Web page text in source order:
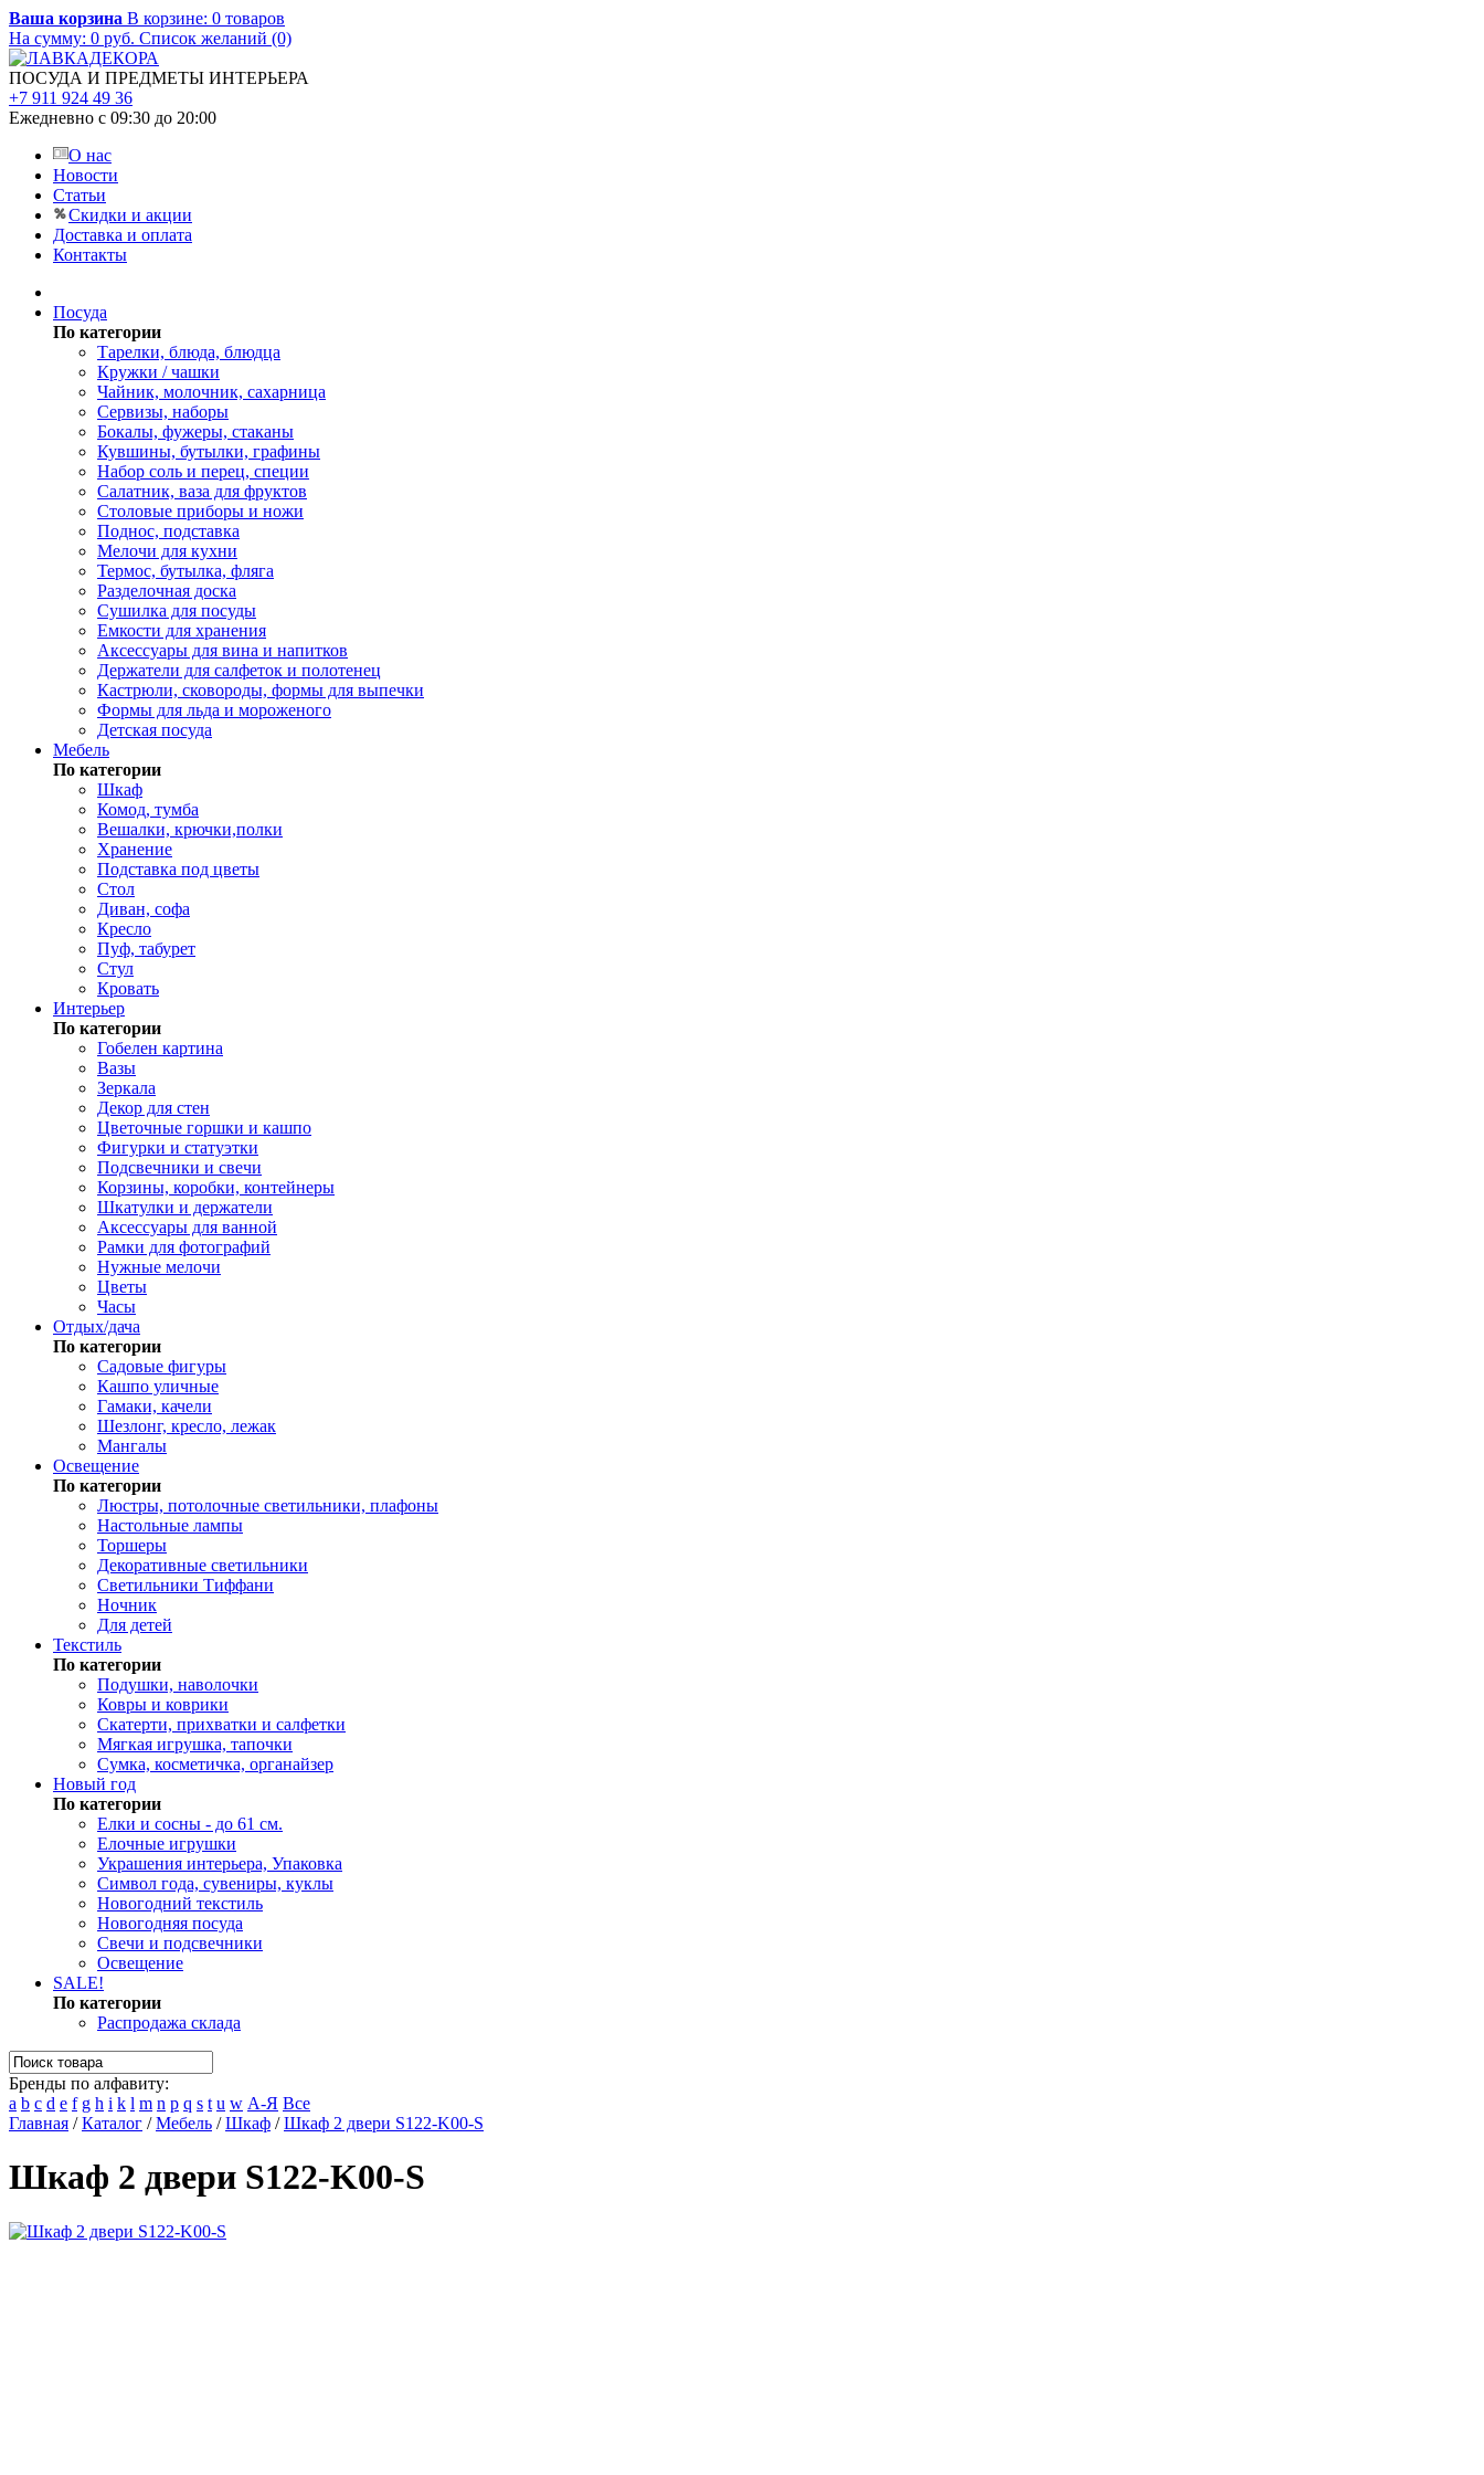
Ваша корзина В корзине: 0 товаров
На сумму: 0 руб. Список желаний (0)
ПОСУДА И ПРЕДМЕТЫ ИНТЕРЬЕРА
+7 911 924 49 36
Ежедневно с 09:30 до 20:00
О нас
Новости
Статьи
Скидки и акции
Доставка и оплата
Контакты
Посуда
По категории
Тарелки, блюда, блюдца
Кружки / чашки
Чайник, молочник, сахарница
Сервизы, наборы
Бокалы, фужеры, стаканы
Кувшины, бутылки, графины
Набор соль и перец, специи
Салатник, ваза для фруктов
Столовые приборы и ножи
Поднос, подставка
Мелочи для кухни
Термос, бутылка, фляга
Разделочная доска
Сушилка для посуды
Емкости для хранения
Аксессуары для вина и напитков
Держатели для салфеток и полотенец
Кастрюли, сковороды, формы для выпечки
Формы для льда и мороженого
Детская посуда
Мебель
По категории
Шкаф
Комод, тумба
Вешалки, крючки,полки
Хранение
Подставка под цветы
Стол
Диван, софа
Кресло
Пуф, табурет
Стул
Кровать
Интерьер
По категории
Гобелен картина
Вазы
Зеркала
Декор для стен
Цветочные горшки и кашпо
Фигурки и статуэтки
Подсвечники и свечи
Корзины, коробки, контейнеры
Шкатулки и держатели
Аксессуары для ванной
Рамки для фотографий
Нужные мелочи
Цветы
Часы
Отдых/дача
По категории
Садовые фигуры
Кашпо уличные
Гамаки, качели
Шезлонг, кресло, лежак
Мангалы
Освещение
По категории
Люстры, потолочные светильники, плафоны
Настольные лампы
Торшеры
Декоративные светильники
Светильники Тиффани
Ночник
Для детей
Текстиль
По категории
Подушки, наволочки
Ковры и коврики
Скатерти, прихватки и салфетки
Мягкая игрушка, тапочки
Сумка, косметичка, органайзер
Новый год
По категории
Елки и сосны - до 61 см.
Елочные игрушки
Украшения интерьера, Упаковка
Символ года, сувениры, куклы
Новогодний текстиль
Новогодняя посуда
Свечи и подсвечники
Освещение
SALE!
По категории
Распродажа склада
Бренды по алфавиту:
a b c d e f g h i k l m n p q s t u w А-Я Все
Главная /Каталог /Мебель /Шкаф /Шкаф 2 двери S122-K00-S
Шкаф 2 двери S122-K00-S